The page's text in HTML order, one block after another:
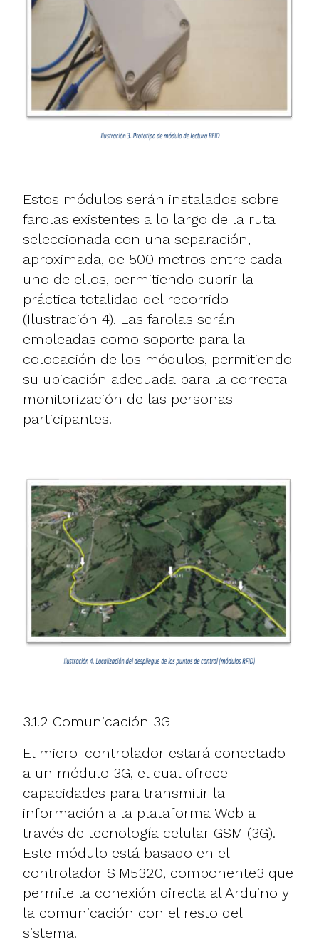
Estos módulos serán instalados sobre
farolas existentes a lo largo de la ruta
seleccionada con una separación,
aproximada, de 500 metros entre cada
uno de ellos, permitiendo cubrir la
práctica totalidad del recorrido
(Ilustración 4). Las farolas serán
empleadas como soporte para la
colocación de los módulos, permitiendo
su ubicación adecuada para la correcta
monitorización de las personas
participantes.
3.1.2 Comunicación 3G
El micro-controlador estará conectado
a un módulo 3G, el cual ofrece
capacidades para transmitir la
información a la plataforma Web a
través de tecnología celular GSM (3G).
Este módulo está basado en el
controlador SIM5320, componente3 que
permite la conexión directa al Arduino y
la comunicación con el resto del
sistema.